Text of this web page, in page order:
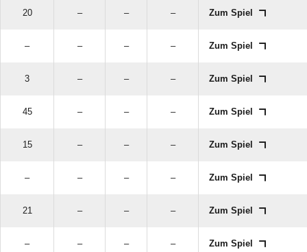
20 – – – Zum Spiel
– – – – Zum Spiel
3 – – – Zum Spiel
45 – – – Zum Spiel
15 – – – Zum Spiel
– – – – Zum Spiel
21 – – – Zum Spiel
– – – – Zum Spiel